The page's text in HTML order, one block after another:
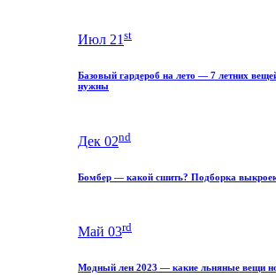
Июл 21 st
Базовый гардероб на лето — 7 летних
нужны
Дек 02nd
Бомбер — какой сшить? Подборка
Май 03rd
Модный лен 2023 — какие льняные вещи